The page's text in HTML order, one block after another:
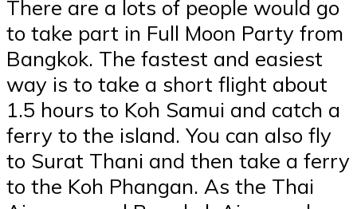
There are a lots of people would go
to take part in Full Moon Party from
Bangkok. The fastest and easiest
way is to take a short flight about
1.5 hours to Koh Samui and catch a
ferry to the island. You can also fly
to Surat Thani and then take a ferry
to the Koh Phangan. As the Thai